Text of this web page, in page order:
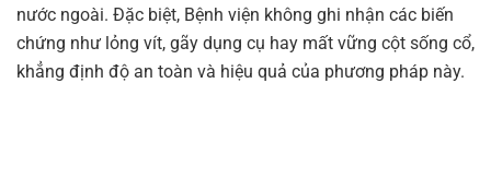
nước ngoài. Đặc biệt, Bệnh viện không ghi nhận các biến
chứng như lỏng vít, gãy dụng cụ hay mất vững cột sống cổ,
khẳng định độ an toàn và hiệu quả của phương pháp này.